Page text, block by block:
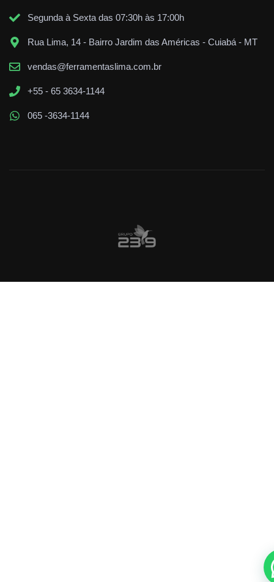
Segunda à Sexta das 07:30h às 17:00h
Rua Lima, 14 - Bairro Jardim das Américas - Cuiabá - MT
vendas@ferramentaslima.com.br
+55 - 65 3634-1144
065 -3634-1144